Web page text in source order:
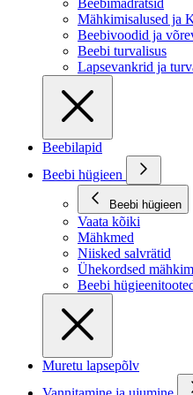
Beebimadratsid
Mähkimisalused ja
Beebivoodid ja
Beebi turvalisus
Lapsevankrid ja
Beebilapid
Beebi hügieen
Beebi hügieen
Vaata kõiki
Mähkmed
Niisked salvrätid
Ühekordsed
Beebi
Muretu lapsepõlv